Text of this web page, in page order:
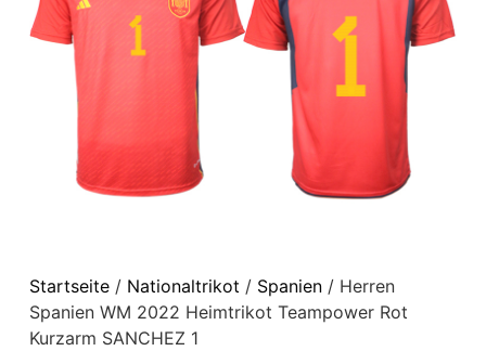
Startseite/ Nationaltrikot / Spanien/ Herren
Spanien WM 2022 Heimtrikot Teampower Rot
Kurzarm SANCHEZ 1